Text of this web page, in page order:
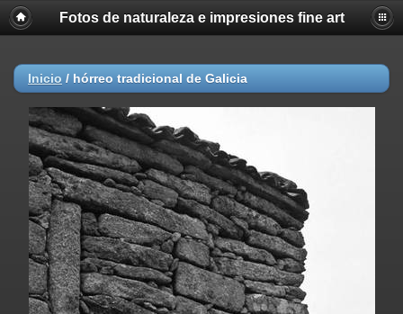
Fotos de naturaleza e impresiones fine art
Inicio / hórreo tradicional de Galicia